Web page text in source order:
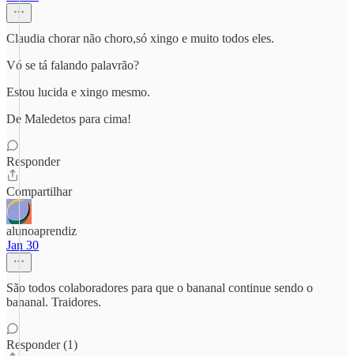
Claudia chorar não choro,só xingo e muito todos eles.
Vó se tá falando palavrão?
Estou lucida e xingo mesmo.
De Maledetos para cima!
Responder
Compartilhar
alunoaprendiz
Jan 30
São todos colaboradores para que o bananal continue sendo o
bananal. Traidores.
Responder (1)